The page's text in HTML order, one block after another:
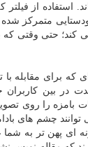
استفاده از
متمرکز شده
می کند؛ حتی وقتی
که برای مقابله
در بین کاربران
بامزه را روی
توانند چشم های
ای پهن تر به